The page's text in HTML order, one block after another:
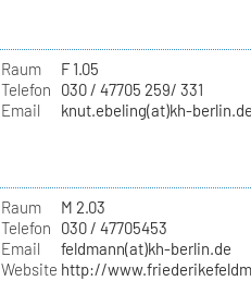
Raum
F 1.05
Telefon
030 / 47705 259/ 331
Email
knut.ebeling(at)kh-berlin.de
Raum
M 2.03
Telefon
030 / 47705453
Email
feldmann(at)kh-berlin.de
Website http://